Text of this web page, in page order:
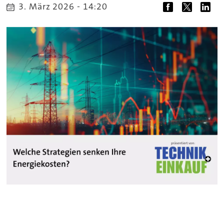
3. März 2026 - 14:20